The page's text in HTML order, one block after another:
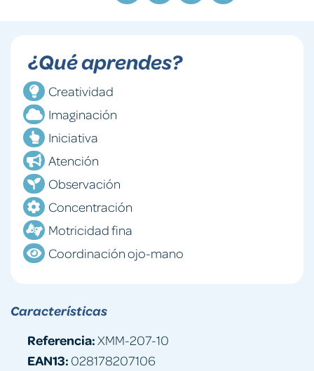
¿Qué aprendes?
Creatividad
Imaginación
Iniciativa
Atención
Observación
Concentración
Motricidad fina
Coordinación ojo-mano
Características
Referencia:XMM-207-10
EAN13: 028178207106